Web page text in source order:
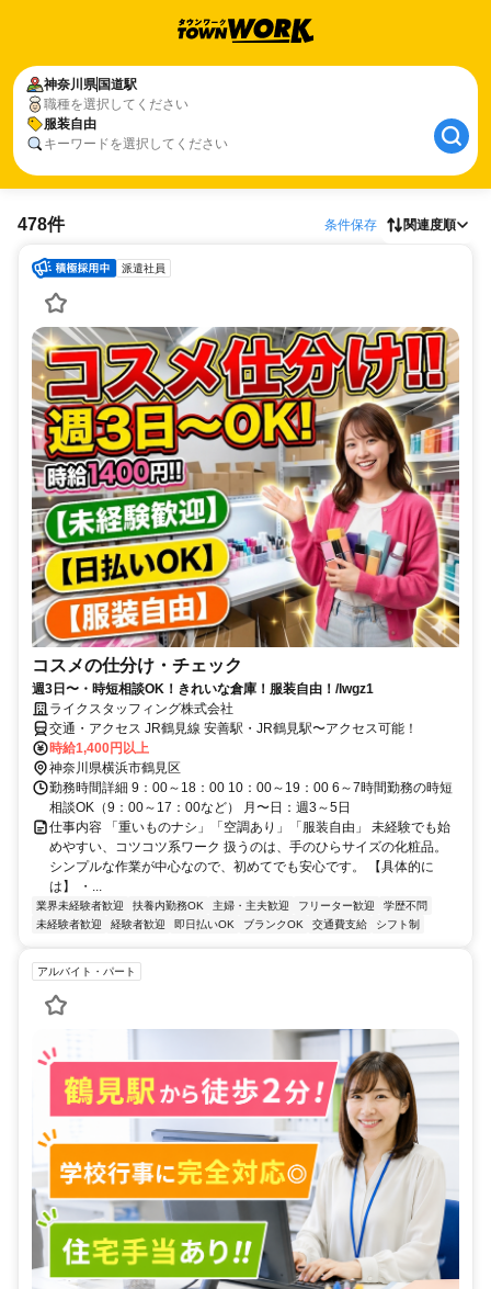
神奈川県 国道駅
職種を選択してください
服装自由
キーワードを選択してください
478件 条件保存 関連度順
派遣社員
コスメの仕分け・チェック
週3日〜・時短相談OK！きれいな倉庫！服装自由！/lwgz1
ライクスタッフィング株式会社
交通・アクセス JR鶴見線 安善駅・JR鶴見駅〜アクセス可能！
時給1,400円以上
神奈川県横浜市鶴見区
勤務時間詳細 9：00～18：00 10：00～19：00 6～7時間勤務の時短
相談OK（9：00～17：00など） 月〜日：週3～5日
仕事内容 「重いものナシ」「空調あり」「服装自由」 未経験でも始
めやすい、コツコツ系ワーク 扱うのは、手のひらサイズの化粧品。
シンプルな作業が中心なので、初めてでも安心です。 【具体的に
は】 ・...
業界未経験者歓迎 扶養内勤務OK 主婦・主夫歓迎 フリーター歓迎
学歴不問
未経験者歓迎
経験者歓迎 即日払いOK ブランクOK 交通費支給 シフト制
アルバイト・パート